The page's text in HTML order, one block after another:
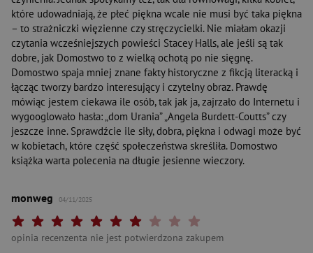
które udowadniają, że płeć piękna wcale nie musi być taka piękna
– to strażniczki więzienne czy stręczycielki. Nie miałam okazji
czytania wcześniejszych powieści Stacey Halls, ale jeśli są tak
dobre, jak Domostwo to z wielką ochotą po nie sięgnę.
Domostwo spaja mniej znane fakty historyczne z fikcją literacką i
łącząc tworzy bardzo interesujący i czytelny obraz. Prawdę
mówiąc jestem ciekawa ile osób, tak jak ja, zajrzało do Internetu i
wygooglowało hasła: „dom Urania” „Angela Burdett-Coutts” czy
jeszcze inne. Sprawdźcie ile siły, dobra, piękna i odwagi może być
w kobietach, które część społeczeństwa skreśliła. Domostwo
książka warta polecenia na długie jesienne wieczory.
monweg 04/11/2025
Twoja ocena: Arcydzieło
Twoja ocena: Wybitna 9/10"
Twoja ocena: Rewelacyjna 8/10"
Twoja ocena: Bardzo dobra 7/10"
Twoja ocena: Dobra 6/10"
Twoja ocena: Przeciętna 5/10"
Twoja ocena: Może być 4/10"
Twoja ocena: Słaba 3/10"
Twoja ocena: Bardzo słaba 2/10"
Twoja ocena: Beznadziejna 1/10"
opinia recenzenta nie jest potwierdzona zakupem